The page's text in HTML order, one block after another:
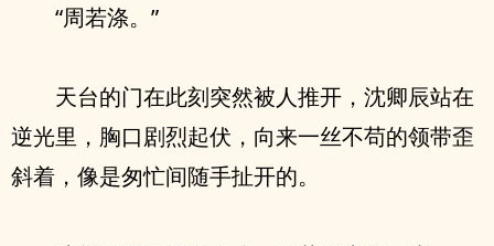
“周若涤。”
天台的门在此刻突然被人推开，沈卿辰站在
逆光里，胸口剧烈起伏，向来一丝不苟的领带歪
斜着，像是匆忙间随手扯开的。